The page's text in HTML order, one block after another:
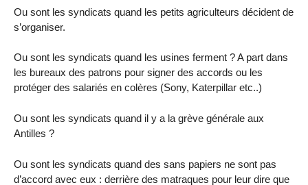
Ou sont les syndicats quand les petits agriculteurs décident de
s’organiser.
Ou sont les syndicats quand les usines ferment ? A part dans
les bureaux des patrons pour signer des accords ou les
protéger des salariés en colères (Sony, Katerpillar etc..)
Ou sont les syndicats quand il y a la grève générale aux
Antilles ?
Ou sont les syndicats quand des sans papiers ne sont pas
d’accord avec eux : derrière des matraques pour leur dire que